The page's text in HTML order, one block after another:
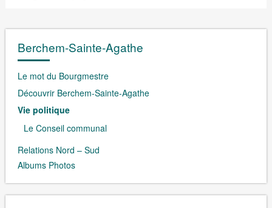
Berchem-Sainte-Agathe
Le mot du Bourgmestre
Découvrir Berchem-Sainte-Agathe
Vie politique
Le Conseil communal
Relations Nord – Sud
Albums Photos